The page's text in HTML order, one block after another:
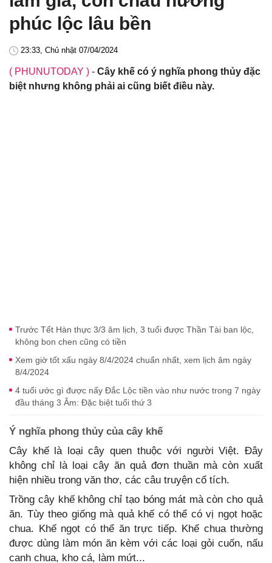
phúc lộc lâu bền
23:33, Chủ nhật 07/04/2024
( PHUNUTODAY ) - Cây khế có ý nghĩa phong thủy đặc
biệt nhưng không phải ai cũng biết điều này.
Trước Tết Hàn thực 3/3 âm lịch, 3 tuổi được Thần Tài ban lộc,
không bon chen cũng có tiền
Xem giờ tốt xấu ngày 8/4/2024 chuẩn nhất, xem lịch âm ngày
8/4/2024
4 tuổi ước gì được nấy Đắc Lộc tiền vào như nước trong 7 ngày
đầu tháng 3 Âm: Đặc biệt tuổi thứ 3
Ý nghĩa phong thủy của cây khế
Cây khế là loại cây quen thuộc với người Việt. Đây
không chỉ là loại cây ăn quả đơn thuần mà còn xuất
hiện nhiều trong văn thơ, các câu truyện cổ tích.
Trồng cây khế không chỉ tạo bóng mát mà còn cho quả
ăn. Tùy theo giống mà quả khế có thể có vị ngọt hoặc
chua. Khế ngọt có thể ăn trực tiếp. Khế chua thường
được dùng làm món ăn kèm với các loại gỏi cuốn, nấu
canh chua, kho cá, làm mứt...